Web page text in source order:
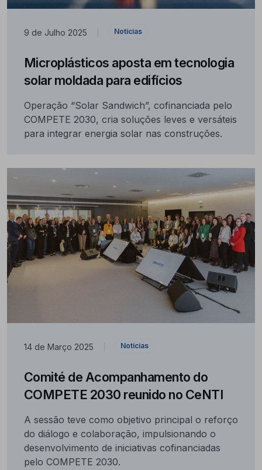
9 de Julho 2025 Notícias
Microplásticos aposta em tecnologia
solar moldada para edifícios
Operação “Solar Sandwich”, cofinanciada pelo
COMPETE 2030, cria soluções leves e versáteis
para integrar energia solar nas construções.
14 de Março 2025 Notícias
Comité de Acompanhamento do
COMPETE 2030 reunido no CeNTI
A sessão teve como objetivo principal o reforço
do diálogo e colaboração, impulsionando o
desenvolvimento de iniciativas cofinanciadas
pelo COMPETE 2030.